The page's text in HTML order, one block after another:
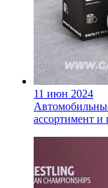
11 июн 2024
ассортимент и